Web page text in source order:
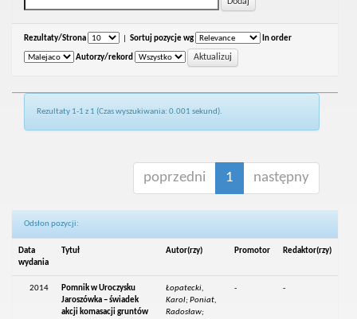
Rezultaty/Strona Sortuj pozycje wg In order
Autorzy/rekord
Rezultaty 1-1 z 1 (Czas wyszukiwania: 0.001 sekund).
poprzedni 1 następny
Odsłon pozycji:
Data
wydania
Tytuł Autor(rzy) Promotor Redaktor(rzy)
2014
Pomnik w Uroczysku
Jaroszówka – świadek
akcji komasacji gruntów
Łopatecki,
Karol; Poniat,
Radosław;
- -